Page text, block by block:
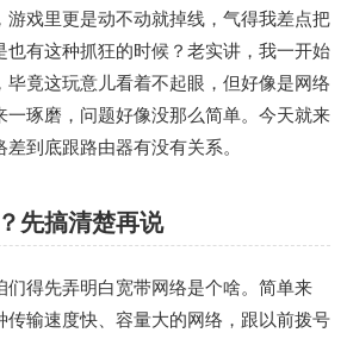
游戏里更是动不动就掉线，气得我差点把
也有这种抓狂的时候？老实讲，我一开始
毕竟这玩意儿看着不起眼，但好像是网络
一琢磨，问题好像没那么简单。今天就来
到底跟路由器有没有关系。
先搞清楚再说
们得先弄明白宽带网络是个啥。简单来
传输速度快、容量大的网络，跟以前拨号